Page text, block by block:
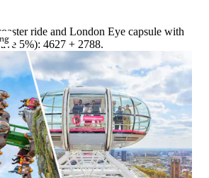
ride and London Eye capsule with
5%): 4627 + 2788.